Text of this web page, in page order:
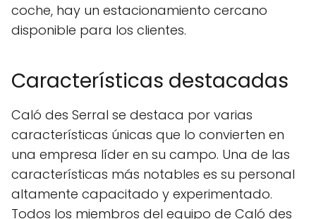
coche, hay un estacionamiento cercano
disponible para los clientes.
Características destacadas
Caló des Serral se destaca por varias
características únicas que lo convierten en
una empresa líder en su campo. Una de las
características más notables es su personal
altamente capacitado y experimentado.
Todos los miembros del equipo de Caló des